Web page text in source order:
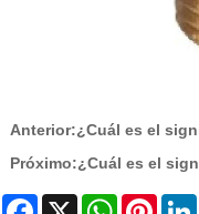
Anterior:¿Cuál es el
Próximo:¿Cuál es el
Facebook
X WhatsApp